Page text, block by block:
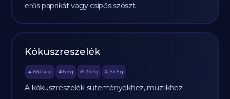
erős paprikát vagy csípős szószt.
Kókuszreszelék
🔥 660 kcal 🥩 6.9 g 🥔 23.7g 🫒 64.5 g
A kókuszreszelék süteményekhez, müzlikhez